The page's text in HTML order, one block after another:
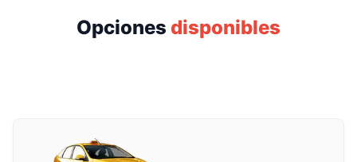
Opciones disponibles